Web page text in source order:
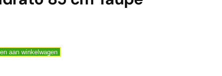
aan winkelwagen